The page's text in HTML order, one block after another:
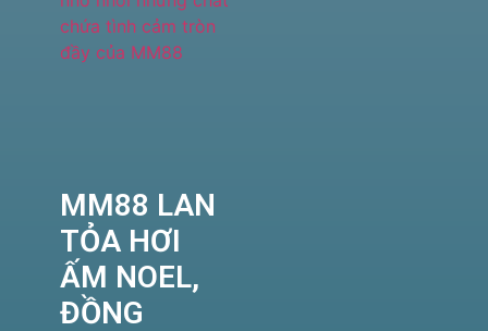
MM88 LAN
TỎA HƠI
ẤM NOEL,
ĐỒNG